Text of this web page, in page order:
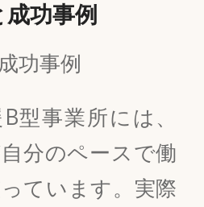
功事例
功事例
型事業所には、
分のペースで働
ています。実際